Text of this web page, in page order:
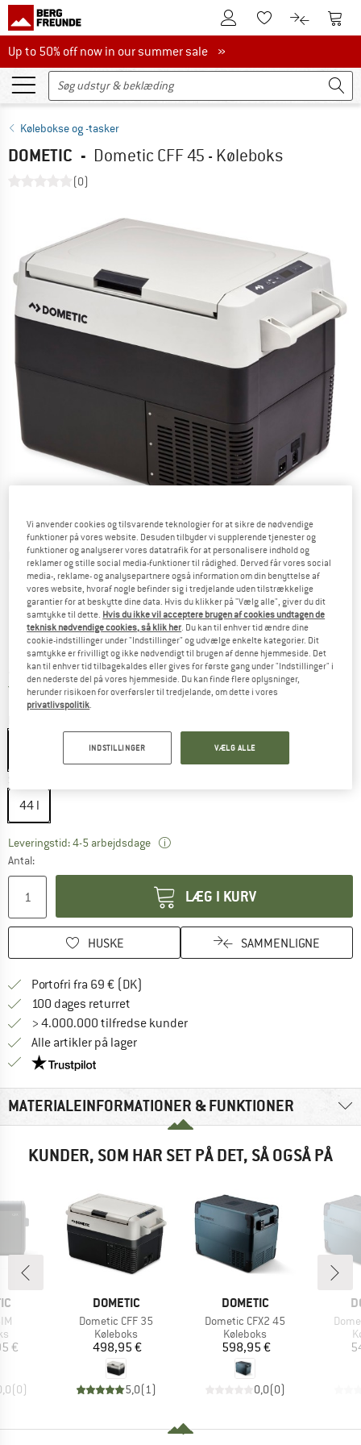
Til kundekontoenTil huskesedlen.
Til Til
Up to 50% off now in our summer sale
Up to 50% off now in our summer sale »
Kølebokse og -tasker
DOMETIC - Dometic CFF 45 - Køleboks
(0)
Detaljevisning
Pris:
548,95€ inkl. moms.
KR4.103,68
Gratis forsendelse(DK)Danmark. Oplysninger om
44 l
Leveringstid: 4-5 arbejdsdage
Antal:
LÆG I KURV
HUSKE SAMMENLIGNE
Portofri fra 69 € (DK)
100 dages returret
> 4.000.000 tilfredse kunder
Alle artikler på lager
Vi er Trustpilot-certificeret - oplysningerne får du
MATERIALEINFORMATIONER & FUNKTIONER
KUNDER, SOM HAR SET PÅ DET, SÅ OGSÅ PÅ
€
(0)
MÆRKE
DOMETIC
Artikel
Dometic CFF 35
Produktgruppe
Køleboks
Pris
498,95 €
5,0( 1)
MÆRKE
DOMETIC
Artikel
Dometic CFX2 45
Produktgruppe
Køleboks
Pris
598,95 €
0,0(0)
Vi anvender cookies og tilsvarende teknologier for at sikre de nødvendige
funktioner på vores website. Desuden tilbyder vi supplerende tjenester og
funktioner og analyserer vores datatrafik for at personalisere indhold og
reklamer og stille social media-funktioner til rådighed. Derved får vores social
media-, reklame- og analysepartnere også information om din benyttelse af
vores website, hvoraf nogle befinder sig i tredjelande uden tilstrækkelige
garantier for at beskytte dine data. Hvis du klikker på "Vælg alle", giver du dit
samtykke til dette. Hvis du ikke vil acceptere brugen af cookies undtagen de
teknisk nødvendige cookies, så klik her. Du kan til enhver tid ændre dine
cookie-indstillinger under "Indstillinger" og udvælge enkelte kategorier. Dit
samtykke er frivilligt og ikke nødvendigt til brugen af denne hjemmeside. Det
kan til enhver tid tilbagekaldes eller gives for første gang under "Indstillinger" i
den nederste del på vores hjemmeside. Du kan finde flere oplysninger,
herunder risikoen for overførsler til tredjelande, om dette i vores
privatlivspolitik.
INDSTILLINGER VÆLG ALLE